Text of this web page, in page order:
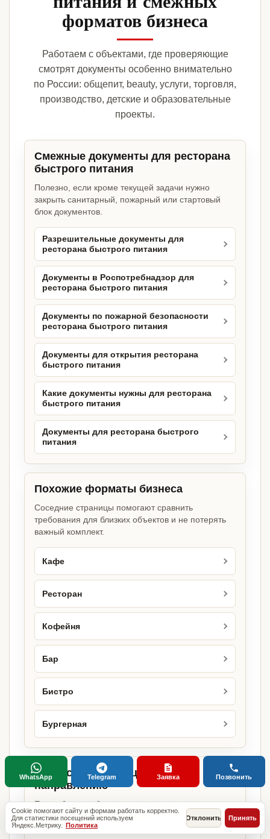
форматов бизнеса
Работаем с объектами, где проверяющие
смотрят документы особенно внимательно
по России: общепит, beauty, услуги, торговля,
производство, детские и образовательные
проекты.
Смежные документы для ресторана
быстрого питания
Полезно, если кроме текущей задачи нужно
закрыть санитарный, пожарный или стартовый
блок документов.
Разрешительные документы для
ресторана быстрого питания
Документы в Роспотребнадзор для
ресторана быстрого питания
Документы по пожарной безопасности
ресторана быстрого питания
Документы для открытия ресторана
быстрого питания
Какие документы нужны для ресторана
быстрого питания
Документы для ресторана быстрого
питания
Похожие форматы бизнеса
Соседние страницы помогают сравнить
требования для близких объектов и не потерять
важный комплект.
Кафе
Ресторан
Кофейня
Бар
Бистро
Бургерная
Городские страницы по этому
направлению
Если объект работает в конкретном городе,
можно сразу открыть релевантную городскую
страницу.
Cookie помогают сайту и формам работать корректно.
Для статистики посещений используем
Яндекс.Метрику. Политика
Отклонить Принять
WhatsApp Telegram Заявка Позвонить